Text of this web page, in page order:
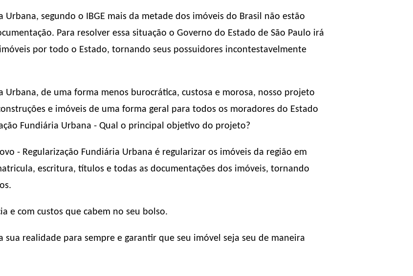
Urbana, segundo o IBGE mais da metade dos imóveis do Brasil não estão
Para resolver essa situação o Governo do Estado de São Paulo irá
por todo o Estado, tornando seus possuidores incontestavelmente
Urbana, de uma forma menos burocrática, custosa e morosa, nosso projeto
e imóveis de uma forma geral para todos os moradores do Estado
Fundiária Urbana - Qual o principal objetivo do projeto?
- Regularização Fundiária Urbana é regularizar os imóveis da região em
escritura, títulos e todas as documentações dos imóveis, tornando
e com custos que cabem no seu bolso.
realidade para sempre e garantir que seu imóvel seja seu de maneira